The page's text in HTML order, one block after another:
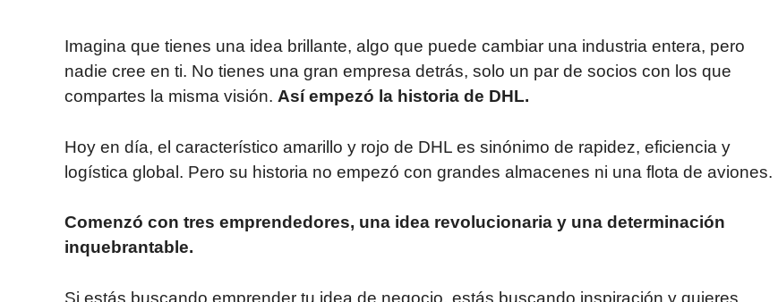
Imagina que tienes una idea brillante, algo que puede cambiar una industria entera, pero
nadie cree en ti. No tienes una gran empresa detrás, solo un par de socios con los que
compartes la misma visión. Así empezó la historia de DHL.
Hoy en día, el característico amarillo y rojo de DHL es sinónimo de rapidez, eficiencia y
logística global. Pero su historia no empezó con grandes almacenes ni una flota de aviones.
Comenzó con tres emprendedores, una idea revolucionaria y una determinación
inquebrantable.
Si estás buscando emprender tu idea de negocio, estás buscando inspiración y quieres